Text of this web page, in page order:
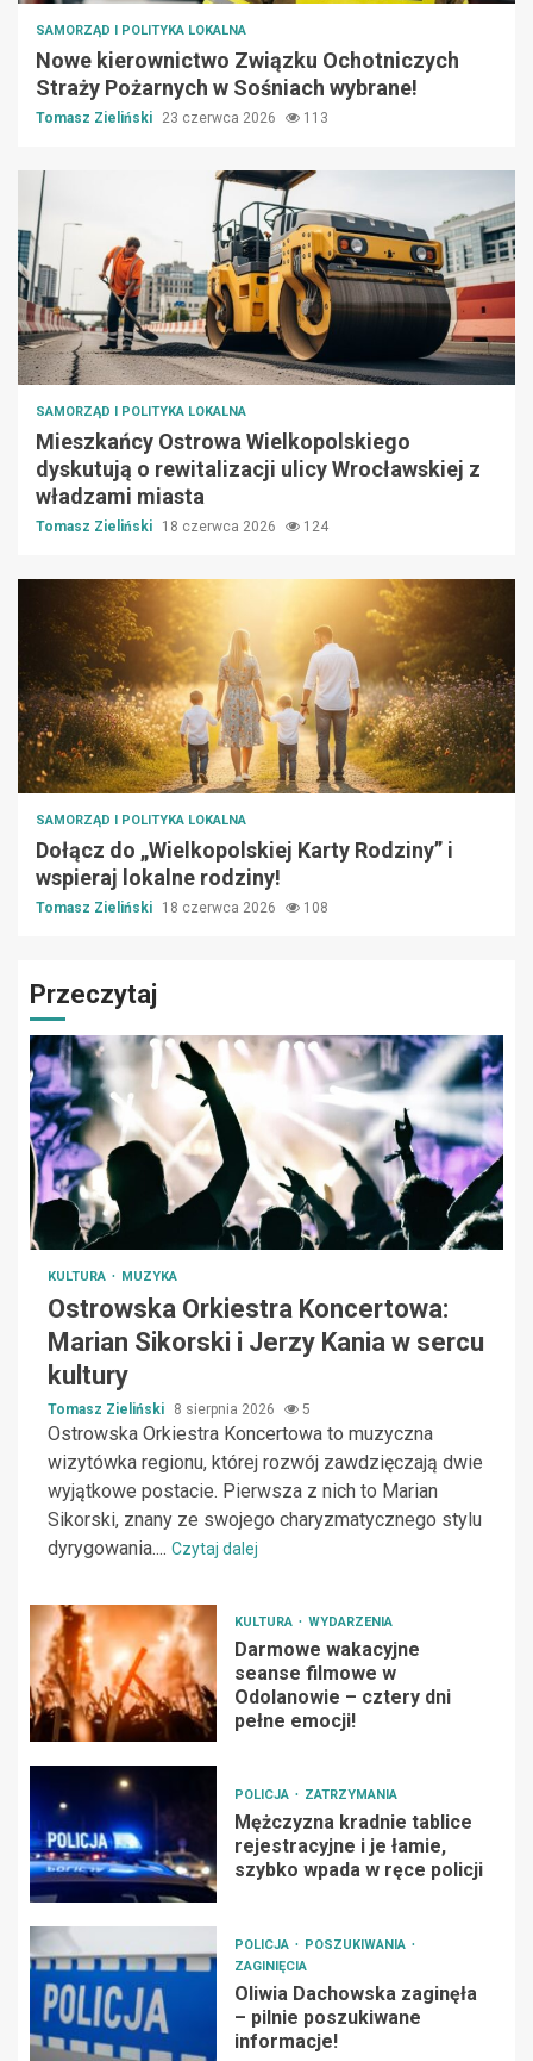
SAMORZĄD I POLITYKA LOKALNA
Nowe kierownictwo Związku Ochotniczych
Straży Pożarnych w Sośniach wybrane!
Tomasz Zieliński 23 czerwca 2026 113
SAMORZĄD I POLITYKA LOKALNA
Mieszkańcy Ostrowa Wielkopolskiego
dyskutują o rewitalizacji ulicy Wrocławskiej z
władzami miasta
Tomasz Zieliński 18 czerwca 2026 124
SAMORZĄD I POLITYKA LOKALNA
Dołącz do „Wielkopolskiej Karty Rodziny” i
wspieraj lokalne rodziny!
Tomasz Zieliński 18 czerwca 2026 108
Przeczytaj
KULTURA MUZYKA
Ostrowska Orkiestra Koncertowa:
Marian Sikorski i Jerzy Kania w sercu
kultury
Tomasz Zieliński 8 sierpnia 2026 5
Ostrowska Orkiestra Koncertowa to muzyczna
wizytówka regionu, której rozwój zawdzięczają dwie
wyjątkowe postacie. Pierwsza z nich to Marian
Sikorski, znany ze swojego charyzmatycznego stylu
dyrygowania.... Czytaj dalej
KULTURA WYDARZENIA
Darmowe wakacyjne
seanse filmowe w
Odolanowie – cztery dni
pełne emocji!
POLICJA ZATRZYMANIA
Mężczyzna kradnie tablice
rejestracyjne i je łamie,
szybko wpada w ręce policji
POLICJA
POSZUKIWANIA
ZAGINIĘCIA
Oliwia Dachowska zaginęła
– pilnie poszukiwane
informacje!